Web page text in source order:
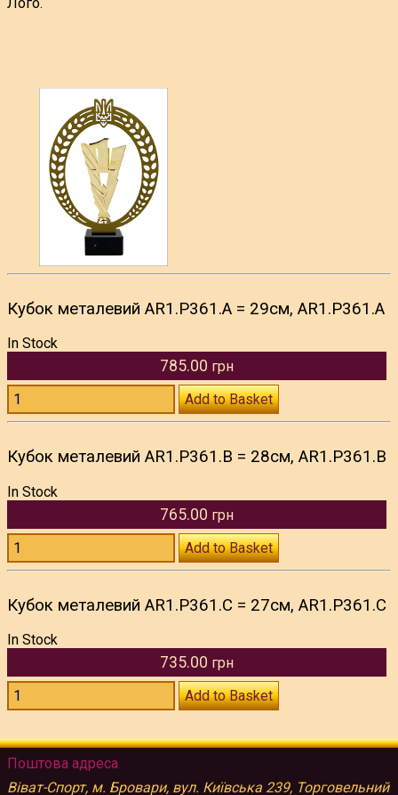
Кубок металевий AR1.P361.A = 29см, AR1.P361.A
In Stock
785.00 грн
Add to Basket
Кубок металевий AR1.P361.B = 28см, AR1.P361.B
In Stock
765.00 грн
Add to Basket
Кубок металевий AR1.P361.C = 27см, AR1.P361.C
In Stock
735.00 грн
Add to Basket
Поштова адреса
Віват-Спорт, м. Бровари, вул. Київська 239, Торговельний